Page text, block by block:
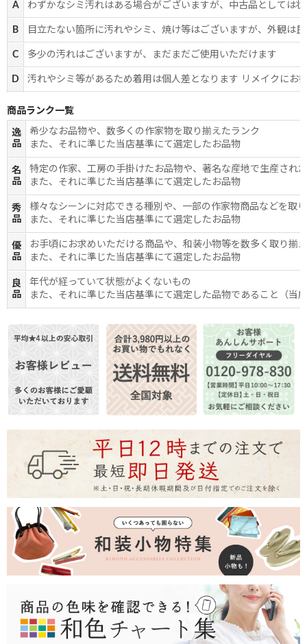
A わずかなシミ汚れはある場合がございますが、中古品としては
B 目立たない箇所に汚れやシミ、焼け等はございますが、外観は
C 多少の汚れはございますが、まだまだご使用いただけます
D 汚れやシミ等があるため着用は個人差となります リメイクにお
商品ランク一覧
逸
品
希少なお品物や、数多くの作家物を取り揃えたランク
また、それに準じた当店基準にて選定したお品物
名
品
特定の作家、工房の手掛けたお品物や、著名な産地で生産され
また、それに準じた当店基準にて選定したお品物
秀
品
様々なシーンに対応できる種別や、一部の作家物商品などを取
また、それに準じた当店基準にて選定したお品物
優
品
お手頃にお求めいただける商品や、和装小物等を数多く取り揃
また、それに準じた当店基準にて選定したお品物
良
品
年代が経っていて状態がよくないもの
また、それに準じた当店基準にて選定した品物であること（当